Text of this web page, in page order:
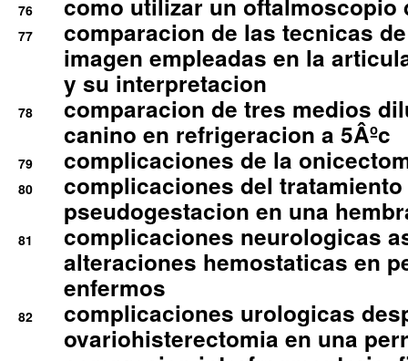
76 como utilizar un oftalmoscopio
77
comparacion de las tecnicas
imagen empleadas en la
y su interpretacion
78
comparacion de tres medios
canino en refrigeracion a 5Âºc
79 complicaciones de la
80
complicaciones del
pseudogestacion en una
81
complicaciones neurologicas
alteraciones hemostaticas en
enfermos
82
complicaciones urologicas
ovariohisterectomia en una